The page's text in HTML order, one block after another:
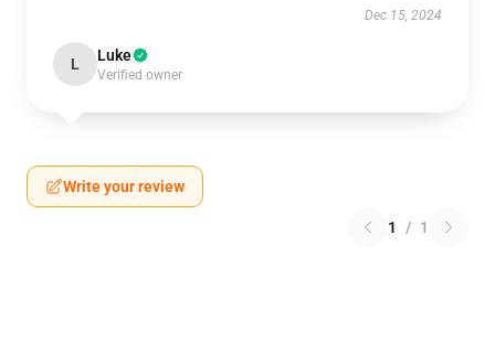
Dec 15, 2024
L Luke
Verified owner
Write your review
1 / 1